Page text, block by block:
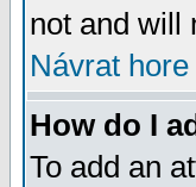
not and will
Návrat hore
How do I
To add an